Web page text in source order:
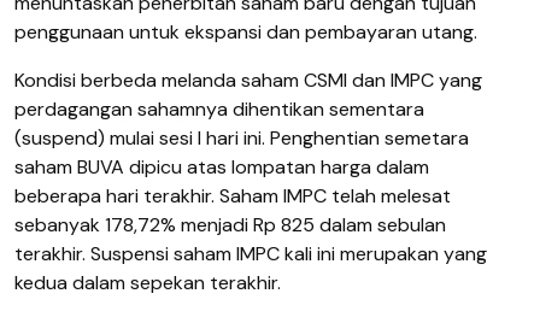
penggunaan untuk ekspansi dan pembayaran utang.
Kondisi berbeda melanda saham CSMI dan IMPC yang
perdagangan sahamnya dihentikan sementara
(suspend) mulai sesi I hari ini. Penghentian semetara
saham BUVA dipicu atas lompatan harga dalam
beberapa hari terakhir. Saham IMPC telah melesat
sebanyak 178,72% menjadi Rp 825 dalam sebulan
terakhir. Suspensi saham IMPC kali ini merupakan yang
kedua dalam sepekan terakhir.